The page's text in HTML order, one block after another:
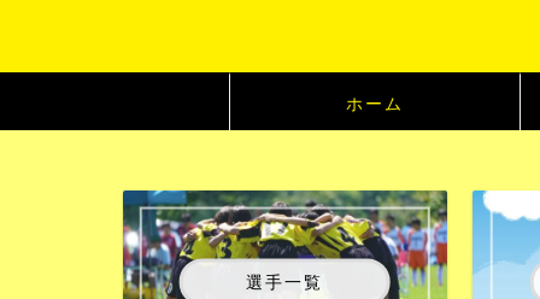
ホーム
選手一覧